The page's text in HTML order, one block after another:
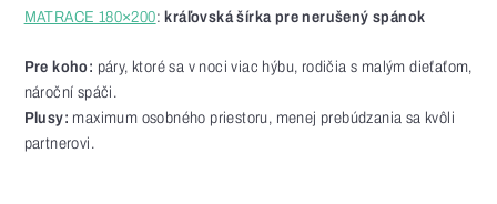
MATRACE 180×200:kráľovská šírka pre nerušený spánok
Pre koho: páry, ktoré sa v noci viac hýbu, rodičia s malým dieťaťom,
nároční spáči.
Plusy: maximum osobného priestoru, menej prebúdzania sa kvôli
partnerovi.